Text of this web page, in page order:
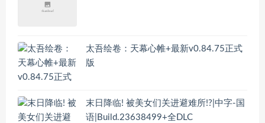
太吾绘卷：天幕心帷+最新v0.84.75正式
版
末日降临! 被美女们关进避难所!?|中字-国
语|Build.23638499+全DLC